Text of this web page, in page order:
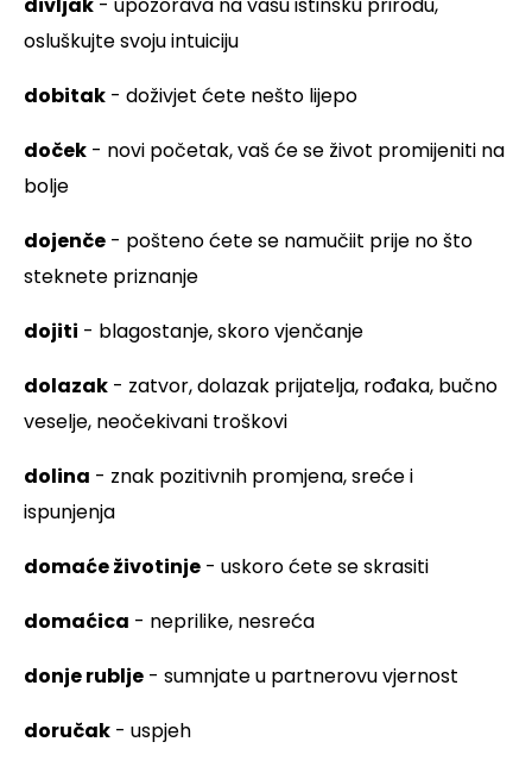
osluškujte svoju intuiciju
dobitak - doživjet ćete nešto lijepo
doček - novi početak, vaš će se život promijeniti na
bolje
dojenče - pošteno ćete se namučiit prije no što
steknete priznanje
dojiti - blagostanje, skoro vjenčanje
dolazak - zatvor, dolazak prijatelja, rođaka, bučno
veselje, neočekivani troškovi
dolina - znak pozitivnih promjena, sreće i
ispunjenja
domaće životinje - uskoro ćete se skrasiti
domaćica - neprilike, nesreća
donje rublje - sumnjate u partnerovu vjernost
doručak - uspjeh